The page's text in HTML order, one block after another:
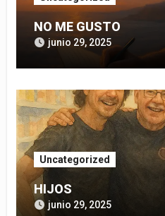
NO ME GUSTO
junio 29, 2025
Uncategorized
HIJOS
junio 29, 2025